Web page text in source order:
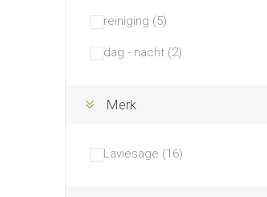
reiniging (5)
dag - nacht (2)
Merk
Laviesage (16)